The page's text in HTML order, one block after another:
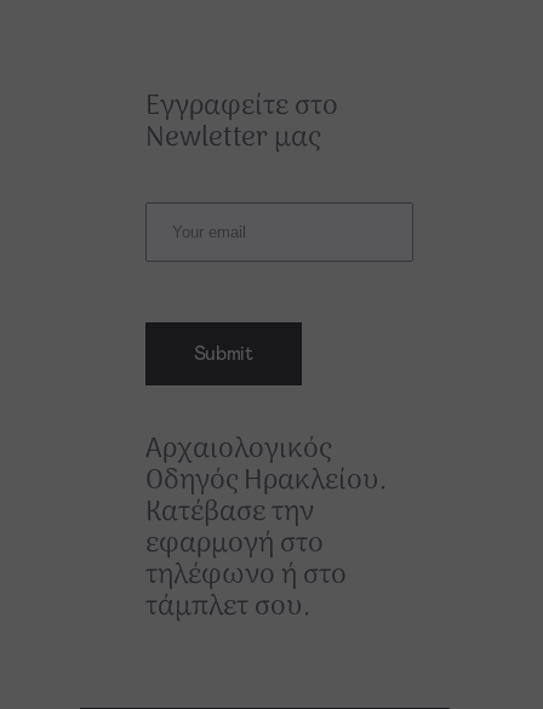
Εγγραφείτε στο
Newletter μας
Submit
Αρχαιολογικός
Οδηγός Ηρακλείου.
Κατέβασε την
εφαρμογή στο
τηλέφωνο ή στο
τάμπλετ σου.